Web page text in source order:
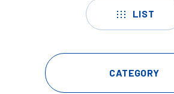
LIST
CATEGORY